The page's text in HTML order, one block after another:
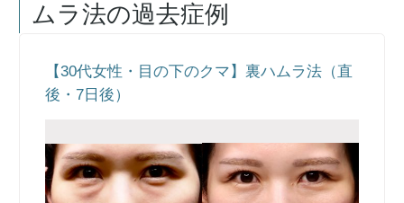
ムラ法の過去症例
【30代女性・目の下のクマ】裏ハムラ法（直
後・7日後）